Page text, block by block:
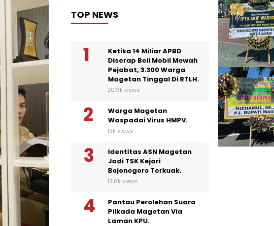
TOP NEWS
Ketika 14 Miliar APBD
Diserap Beli Mobil Mewah
Pejabat, 3.300 Warga
Magetan Tinggal Di RTLH.
20.9k views
Warga Magetan
Waspadai Virus HMPV.
15k views
Identitas ASN Magetan
Jadi TSK Kejari
Bojonegoro Terkuak.
13.6k views
Pantau Perolehan Suara
Pilkada Magetan Via
Laman KPU.